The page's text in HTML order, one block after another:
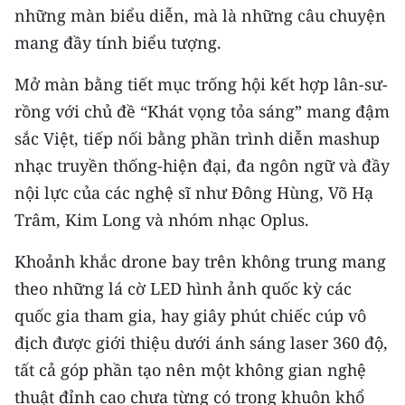
CHUYÊN ĐỀ
CÁC CHUYÊN TRANG
VỀ BÁO NHÂN DÂN
THỜI NAY
NHÂN DÂN CUỐI TUẦN
NHÂN DÂN HẰNG THÁNG
MUA BÁO
ĐỌC BÁO IN
những màn biểu diễn, mà là những câu chuyện
mang đầy tính biểu tượng.
Mở màn bằng tiết mục trống hội kết hợp lân-sư-
rồng với chủ đề “Khát vọng tỏa sáng” mang đậm
sắc Việt, tiếp nối bằng phần trình diễn mashup
nhạc truyền thống-hiện đại, đa ngôn ngữ và đầy
nội lực của các nghệ sĩ như Đông Hùng, Võ Hạ
Trâm, Kim Long và nhóm nhạc Oplus.
Khoảnh khắc drone bay trên không trung mang
theo những lá cờ LED hình ảnh quốc kỳ các
quốc gia tham gia, hay giây phút chiếc cúp vô
địch được giới thiệu dưới ánh sáng laser 360 độ,
tất cả góp phần tạo nên một không gian nghệ
thuật đỉnh cao chưa từng có trong khuôn khổ